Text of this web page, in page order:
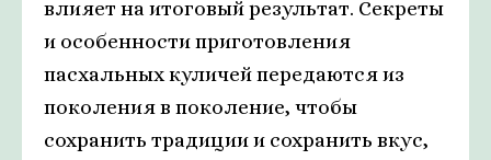
влияет на итоговый результат. Секреты
и особенности приготовления
пасхальных куличей передаются из
поколения в поколение, чтобы
сохранить традиции и сохранить вкус,